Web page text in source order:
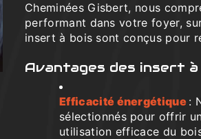
Cheminées Gisbert, nous
performant dans votre foyer,
insert à bois sont conçus pour
Avantages des insert à
Efficacité énergétique :
sélectionnés pour offrir
utilisation efficace du